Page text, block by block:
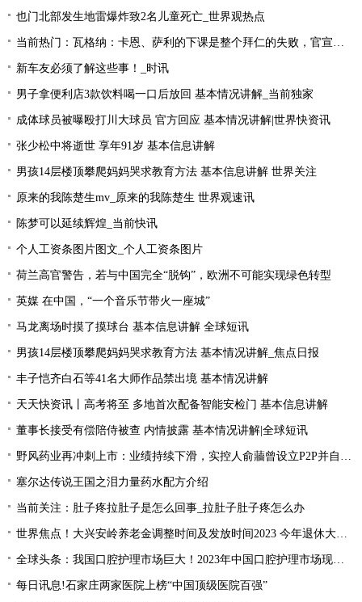
也门北部发生地雷爆炸致2名儿童死亡_世界观热点
当前热门：瓦格纳：卡恩、萨利的下课是整个拜仁的失败，官宣的时机让我无言
新车友必须了解这些事！_时讯
男子拿便利店3款饮料喝一口后放回 基本情况讲解_当前独家
成体球员被曝殴打川大球员 官方回应 基本情况讲解|世界快资讯
张少松中将逝世 享年91岁 基本信息讲解
男孩14层楼顶攀爬妈妈哭求教育方法 基本信息讲解 世界关注
原来的我陈楚生mv_原来的我陈楚生 世界观速讯
陈梦可以延续辉煌_当前快讯
个人工资条图片图文_个人工资条图片
荷兰高官警告，若与中国完全“脱钩”，欧洲不可能实现绿色转型
英媒 在中国，“一个音乐节带火一座城”
马龙离场时摸了摸球台 基本信息讲解 全球短讯
男孩14层楼顶攀爬妈妈哭求教育方法 基本情况讲解_焦点日报
丰子恺齐白石等41名大师作品禁出境 基本情况讲解
天天快资讯丨高考将至 多地首次配备智能安检门 基本信息讲解
董事长接受有偿陪侍被查 内情披露 基本情况讲解|全球短讯
野风药业再冲刺上市：业绩持续下滑，实控人俞蘠曾设立P2P并自融 天天观察
塞尔达传说王国之泪力量药水配方介绍
当前关注：肚子疼拉肚子是怎么回事_拉肚子肚子疼怎么办
世界焦点！大兴安岭养老金调整时间及发放时间2023 今年退休大概会涨的的？
全球头条：我国口腔护理市场巨大！2023年中国口腔护理市场现状分析
每日讯息!石家庄两家医院上榜“中国顶级医院百强”